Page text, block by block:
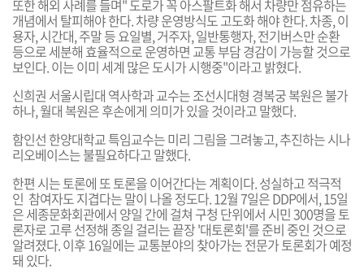
또한 해외 사례를 들며" 도로가 꼭 아스팔트화 해서 차량만 점유하는
개념에서 탈피해야 한다. 차량 운영방식도 고도화 해야 한다. 차종, 이
용자, 시간대, 주말 등 요일별, 거주자, 일반통행자, 전기버스만 순환
등으로 세분해 효율적으로 운영하면 교통 부담 경감이 가능할 것으로
보인다. 이는 이미 세계 많은 도시가 시행중"이라고 밝혔다.
신희권 서울시립대 역사학과 교수는 조선시대형 경복궁 복원은 불가
하나, 월대 복원은 후손에게 의미가 있을 것이라고 말했다.
함인선 한양대학교 특임교수는 미리 그림을 그려놓고, 추진하는 시나
리오베이스는 불필요하다고 말했다.
한편 시는 토론에 또 토론을 이어간다는 계획이다. 성실하고 적극적
인 참여자도 지겹다는 말이 나올 정도다. 12월 7일은 DDP에서, 15일
은 세종문화회관에서 양일 간에 걸쳐 구청 단위에서 시민 300명을 토
론자로 고루 선정해 종일 걸리는 끝장 '대토론회'를 준비 중인 것으로
알려졌다. 이후 16일에는 교통분야의 찾아가는 전문가 토론회가 예정
돼 있다.